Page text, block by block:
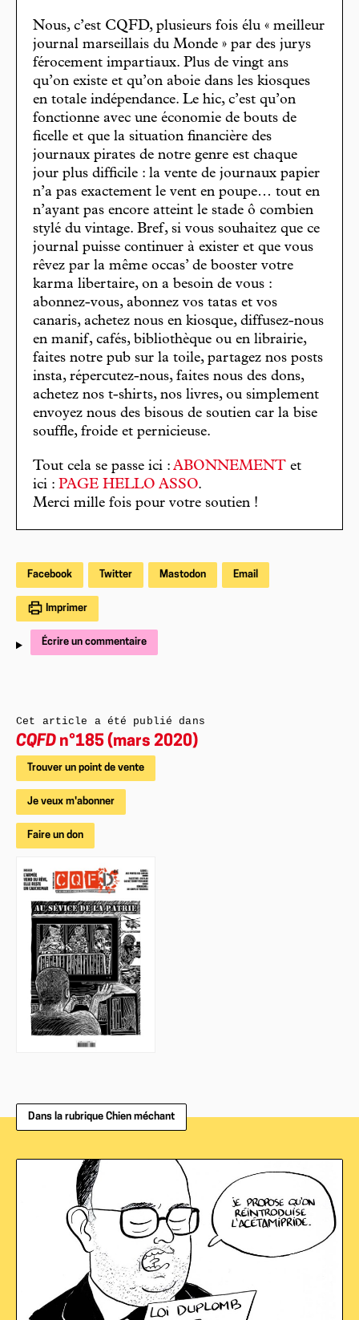
Nous, c’est CQFD, plusieurs fois élu « meilleur
journal marseillais du Monde » par des jurys
férocement impartiaux. Plus de vingt ans
qu’on existe et qu’on aboie dans les kiosques
en totale indépendance. Le hic, c’est qu’on
fonctionne avec une économie de bouts de
ficelle et que la situation financière des
journaux pirates de notre genre est chaque
jour plus difficile : la vente de journaux papier
n’a pas exactement le vent en poupe… tout en
n’ayant pas encore atteint le stade ô combien
stylé du vintage. Bref, si vous souhaitez que ce
journal puisse continuer à exister et que vous
rêvez par la même occas’ de booster votre
karma libertaire, on a besoin de vous :
abonnez-vous, abonnez vos tatas et vos
canaris, achetez nous en kiosque, diffusez-nous
en manif, cafés, bibliothèque ou en librairie,
faites notre pub sur la toile, partagez nos posts
insta, répercutez-nous, faites nous des dons,
achetez nos t-shirts, nos livres, ou simplement
envoyez nous des bisous de soutien car la bise
souffle, froide et pernicieuse.
Tout cela se passe ici : ABONNEMENT et
ici : PAGE HELLO ASSO.
Merci mille fois pour votre soutien !
Facebook Twitter Mastodon Email
Imprimer
Écrire un commentaire
Cet article a été publié dans
CQFD n°185 (mars 2020)
Trouver un point de vente
Je veux m'abonner
Faire un don
Dans la rubrique Chien méchant